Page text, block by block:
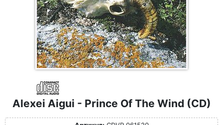
Alexei Aigui - Prince Of The Wind (CD)